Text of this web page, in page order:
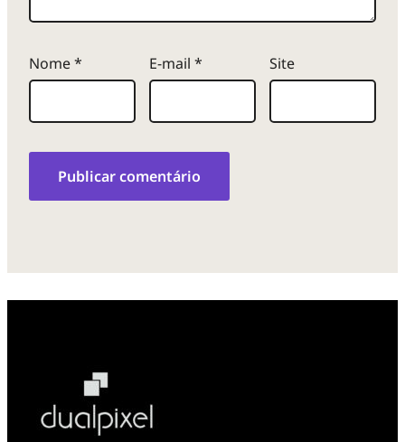
Nome* E-mail * Site